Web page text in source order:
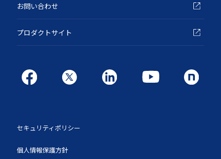
お問い合わせ
プロダクトサイト
セキュリティポリシー
個人情報保護方針